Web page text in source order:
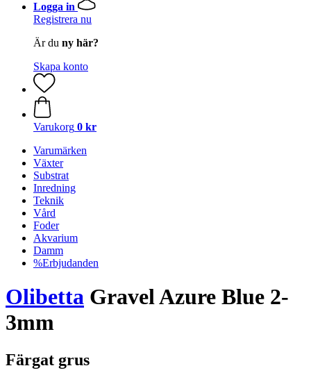
Logga in
Registrera nu
Är du ny här?
Skapa konto
Varukorg 0 kr
Varumärken
Växter
Substrat
Inredning
Teknik
Vård
Foder
Akvarium
Damm
%Erbjudanden
Olibetta Gravel Azure Blue 2-
3mm
Färgat grus